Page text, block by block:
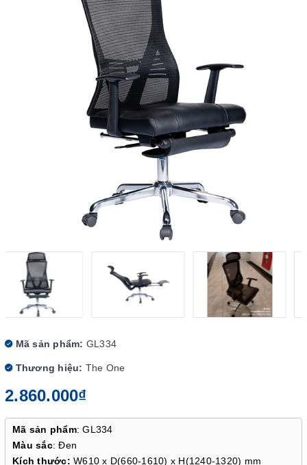
Mã sản phẩm: GL334
Thương hiệu: The One
2.860.000₫
Mã sản phẩm: GL334
Màu sắc: Đen
Kích thước: W610 x D(660-1610) x H(1240-1320) mm